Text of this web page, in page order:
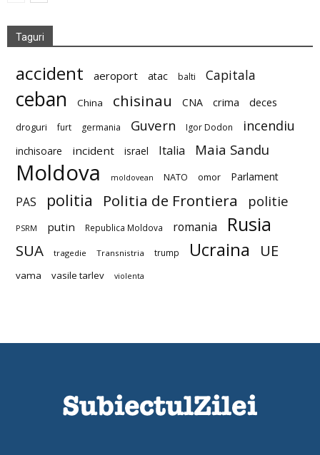
Taguri
accident aeroport atac balti Capitala
ceban China chisinau CNA crima deces
droguri furt germania Guvern Igor Dodon incendiu
inchisoare incident israel Italia Maia Sandu
Moldova moldovean NATO omor Parlament
PAS politia Politia de Frontiera politie
PSRM putin Republica Moldova romania Rusia
SUA tragedie Transnistria trump Ucraina UE
vama vasile tarlev violenta